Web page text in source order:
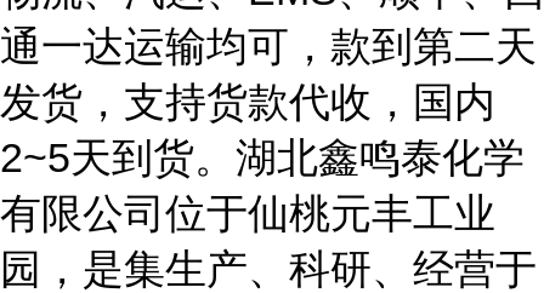
通一达运输均可，款到第二天
发货，支持货款代收，国内
2~5天到货。湖北鑫鸣泰化学
有限公司位于仙桃元丰工业
园，是集生产、科研、经营于